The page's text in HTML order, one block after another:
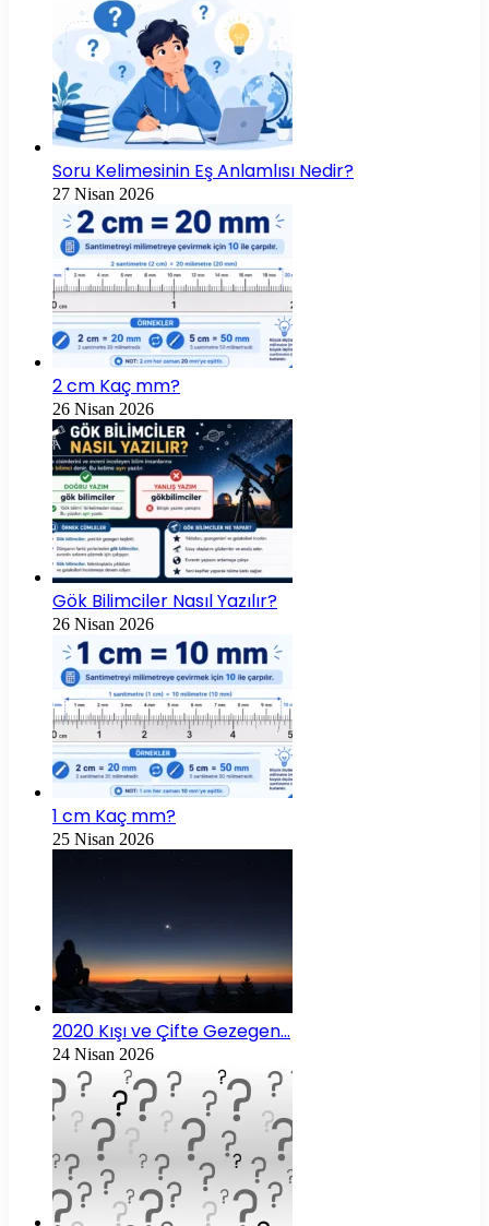
Soru Kelimesinin Eş Anlamlısı Nedir?
27 Nisan 2026
2 cm Kaç mm?
26 Nisan 2026
Gök Bilimciler Nasıl Yazılır?
26 Nisan 2026
1 cm Kaç mm?
25 Nisan 2026
2020 Kışı ve Çifte Gezegen…
24 Nisan 2026